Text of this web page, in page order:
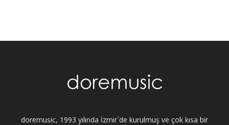
doremusic, 1993 yılında İzmir`de kurulmuş ve çok kısa bir